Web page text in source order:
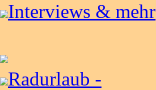
Interviews & mehr
Radurlaub -